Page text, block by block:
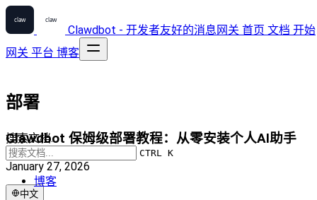
Clawdbot - 开发者友好的消息网关 首页 文档 开始
网关 平台 博客
搜索文档...
CTRL K
博客
部署
Clawdbot 保姆级部署教程：从零安装个人AI助手
January 27, 2026
中文